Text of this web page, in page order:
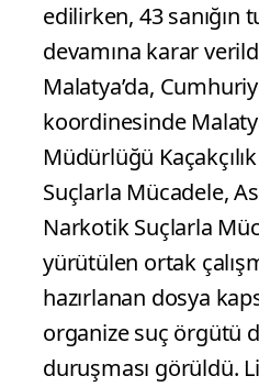
edilirken, 43
devamına karar
Malatya’da,
koordinesinde
Müdürlüğü
Suçlarla Mücadele,
Narkotik Suçlarla
yürütülen ortak
hazırlanan dosya
organize suç örgütü
duruşması görüldü.